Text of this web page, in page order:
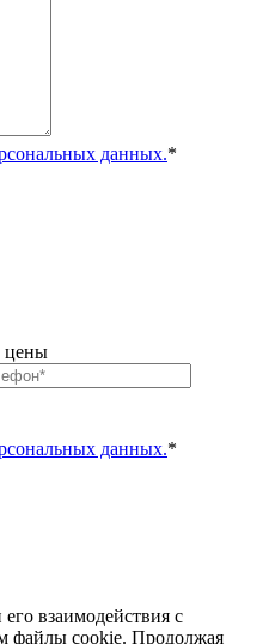
данных.*
цены
данных.*
взаимодействия с
файлы cookie. Продолжая